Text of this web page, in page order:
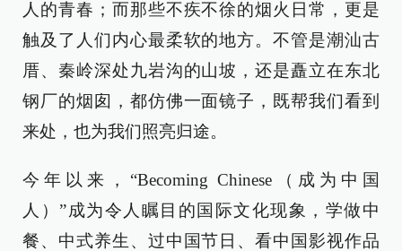
人的青春；而那些不疾不徐的烟火日常，更是
触及了人们内心最柔软的地方。不管是潮汕古
厝、秦岭深处九岩沟的山坡，还是矗立在东北
钢厂的烟囱，都仿佛一面镜子，既帮我们看到
来处，也为我们照亮归途。
今年以来，“Becoming Chinese（成为中国
人）”成为令人瞩目的国际文化现象，学做中
餐、中式养生、过中国节日、看中国影视作品